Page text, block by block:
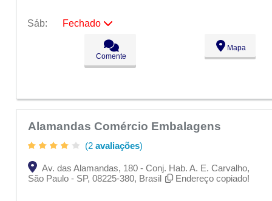
Sáb:
Fechado
09:00 - 18:00
09:00 - 18:00
09:00 - 18:00
Comente
Mapa
Alamandas Comércio Embalagens
(2 avaliações)
Av. das Alamandas, 180 - Conj. Hab. A. E. Carvalho,
São Paulo - SP, 08225-380, Brasil
Endereço copiado!